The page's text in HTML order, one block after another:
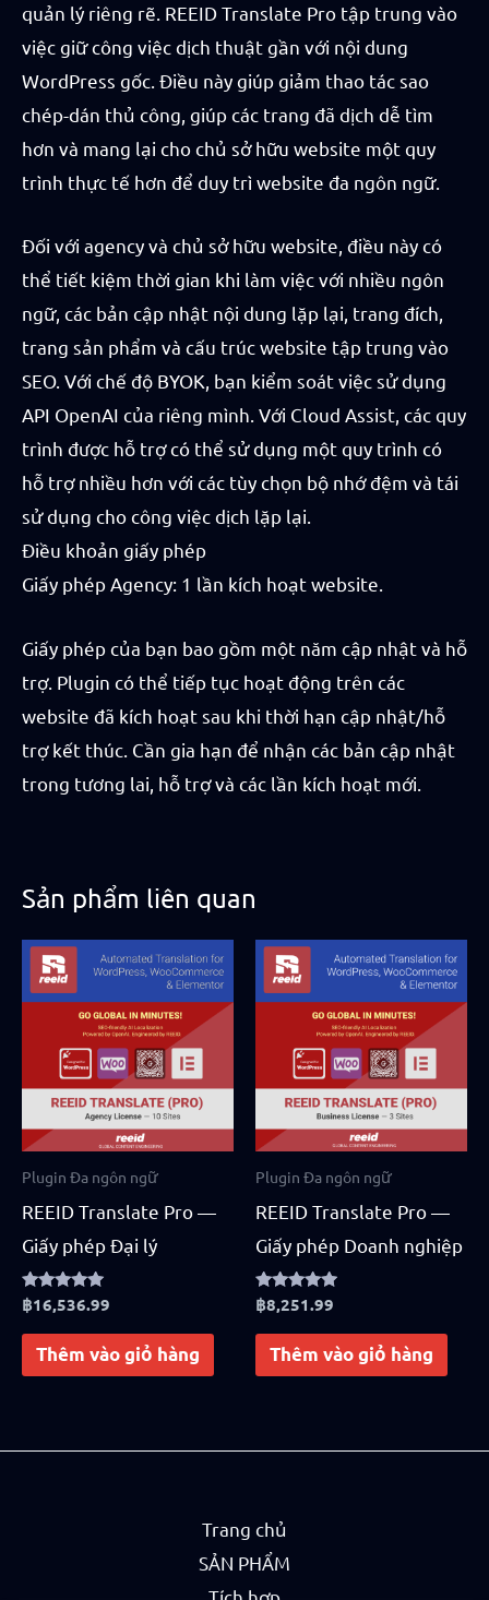
quản lý riêng rẽ. REEID Translate Pro tập trung vào
việc giữ công việc dịch thuật gần với nội dung
WordPress gốc. Điều này giúp giảm thao tác sao
chép-dán thủ công, giúp các trang đã dịch dễ tìm
hơn và mang lại cho chủ sở hữu website một quy
trình thực tế hơn để duy trì website đa ngôn ngữ.
Đối với agency và chủ sở hữu website, điều này có
thể tiết kiệm thời gian khi làm việc với nhiều ngôn
ngữ, các bản cập nhật nội dung lặp lại, trang đích,
trang sản phẩm và cấu trúc website tập trung vào
SEO. Với chế độ BYOK, bạn kiểm soát việc sử dụng
API OpenAI của riêng mình. Với Cloud Assist, các quy
trình được hỗ trợ có thể sử dụng một quy trình có
hỗ trợ nhiều hơn với các tùy chọn bộ nhớ đệm và tái
sử dụng cho công việc dịch lặp lại.
Điều khoản giấy phép
Giấy phép Agency: 1 lần kích hoạt website.
Giấy phép của bạn bao gồm một năm cập nhật và hỗ
trợ. Plugin có thể tiếp tục hoạt động trên các
website đã kích hoạt sau khi thời hạn cập nhật/hỗ
trợ kết thúc. Cần gia hạn để nhận các bản cập nhật
trong tương lai, hỗ trợ và các lần kích hoạt mới.
Sản phẩm liên quan
Plugin Đa ngôn ngữ
REEID Translate Pro —
Giấy phép Đại lý
Rated
5.00
out of 5
฿16,536.99
Thêm vào giỏ hàng
Plugin Đa ngôn ngữ
REEID Translate Pro —
Giấy phép Doanh nghiệp
Rated
4.75
out of 5
฿8,251.99
Thêm vào giỏ hàng
Trang chủ
SẢN PHẨM